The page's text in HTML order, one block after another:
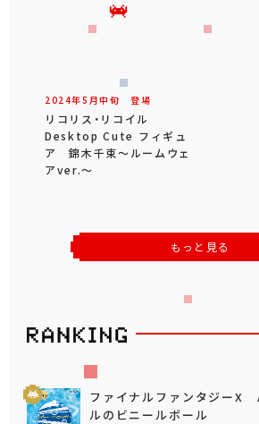
2024年5 月中旬 登場
リコリス・リコイル
Desktop Cute フィギュ
ア 錦木千束～ルームウェ
アver.～
もっと見る
ファイナルファンタジー
ルのビニールボール